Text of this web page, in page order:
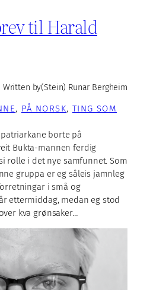
til Harald
Written by(Stein) Runar Bergheim
, PÅ NORSK, TING SOM
borte på
Bukta-mannen ferdig
rolle i det nye samfunnet. Som
gruppa er eg såleis jamnleg
i små og
ettermiddag, medan eg stod
kva grønsaker…